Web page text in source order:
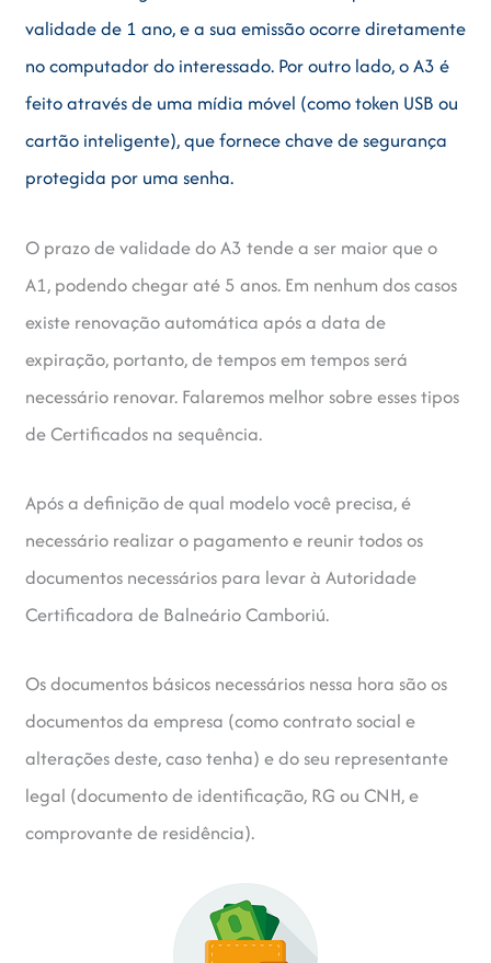
validade de 1 ano, e a sua emissão ocorre diretamente
no computador do interessado. Por outro lado, o A3 é
feito através de uma mídia móvel (como token USB ou
cartão inteligente), que fornece chave de segurança
protegida por uma senha.
O prazo de validade do A3 tende a ser maior que o
A1, podendo chegar até 5 anos. Em nenhum dos casos
existe renovação automática após a data de
expiração, portanto, de tempos em tempos será
necessário renovar. Falaremos melhor sobre esses tipos
de Certificados na sequência.
Após a definição de qual modelo você precisa, é
necessário realizar o pagamento e reunir todos os
documentos necessários para levar à Autoridade
Certificadora de Balneário Camboriú.
Os documentos básicos necessários nessa hora são os
documentos da empresa (como contrato social e
alterações deste, caso tenha) e do seu representante
legal (documento de identificação, RG ou CNH, e
comprovante de residência).